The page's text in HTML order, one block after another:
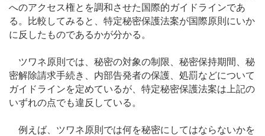
へのアクセス権とを調和させた国際的ガイドラインであ
る。比較してみると、特定秘密保護法案が国際原則にいか
に反したものであるかが分かる。
ツワネ原則では、秘密の対象の制限、秘密保持期間、秘
密解除請求手続き、内部告発者の保護、処罰などについて
ガイドラインを定めているが、特定秘密保護法案は上記の
いずれの点でも違反している。
例えば、ツワネ原則では何を秘密にしてはならないかを